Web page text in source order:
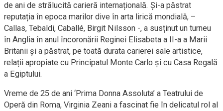
de ani de strălucită carieră internațională. Și-a păstrat
reputația în epoca marilor dive în arta lirică mondială, –
Callas, Tebaldi, Caballé, Birgit Nilsson -, a susținut un turneu
în Anglia în anul încoronării Reginei Elisabeta a II-a a Marii
Britanii și a păstrat, pe toată durata carierei sale artistice,
relații apropiate cu Principatul Monte Carlo și cu Casa Regală
a Egiptului.
Vreme de 25 de ani ‘Prima Donna Assoluta’ a Teatrului de
Operă din Roma, Virginia Zeani a fascinat fie în delicatul rol al